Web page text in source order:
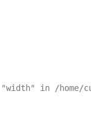
"width" in /home/